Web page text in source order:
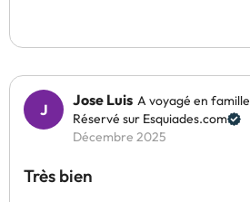
Jose Luis A voyagé en famille
Réservé sur Esquiades.com
Décembre 2025
Très bien